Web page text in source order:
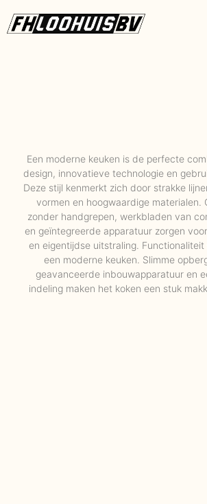
Een moderne keuken is de perfecte
design, innovatieve technologie en
Deze stijl kenmerkt zich door strakke
vormen en hoogwaardige materialen.
zonder handgrepen, werkbladen van
en geïntegreerde apparatuur zorgen
en eigentijdse uitstraling.
een moderne keuken. Slimme
geavanceerde inbouwapparatuur en
indeling maken het koken een stuk